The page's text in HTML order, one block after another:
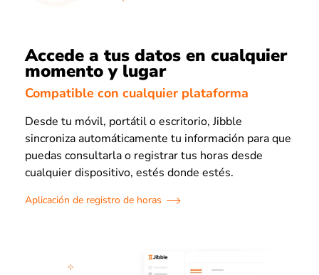
Accede a tus datos en cualquier
momento y lugar
Compatible con cualquier plataforma
Desde tu móvil, portátil o escritorio, Jibble
sincroniza automáticamente tu información para que
puedas consultarla o registrar tus horas desde
cualquier dispositivo, estés donde estés.
Aplicación de registro de horas